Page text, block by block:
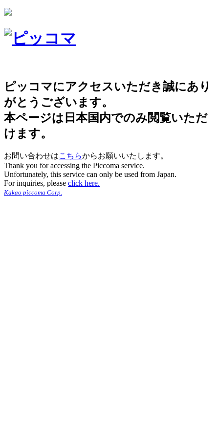
ピッコマにアクセスいただき誠にあり
がとうございます。
本ページは日本国内でのみ閲覧いただ
けます。
お問い合わせはこちらからお願いいたします。
Thank you for accessing the Piccoma service.
Unfortunately, this service can only be used from Japan.
For inquiries, please click here.
Kakao piccoma Corp.